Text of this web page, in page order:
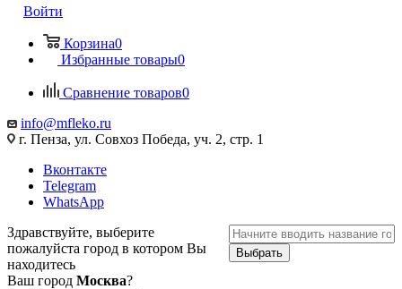
Войти
Корзина0
Избранные товары0
Сравнение товаров0
info@mfleko.ru
г. Пенза, ул. Совхоз Победа, уч. 2, стр. 1
Вконтакте
Telegram
WhatsApp
Здравствуйте, выберите
пожалуйста город в котором Вы
находитесь
Ваш город Москва?
Выбрать